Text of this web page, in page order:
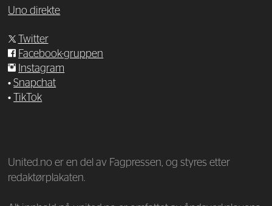
Uno direkte
Twitter
Facebook-gruppen
Instagram
•Snapchat
•
TikTok
United.no er en del av Fagpressen, og styres etter
redaktørplakaten.